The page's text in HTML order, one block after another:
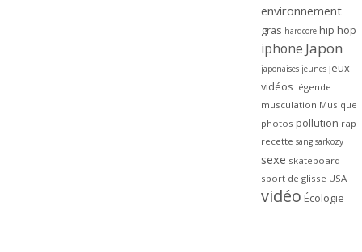
environnement
gras hardcore hip hop
iphone Japon
japonaises jeunes jeux
vidéos légende
musculation Musique
photos pollution rap
recette sang sarkozy
sexe skateboard
sport de glisse USA
vidéo Écologie